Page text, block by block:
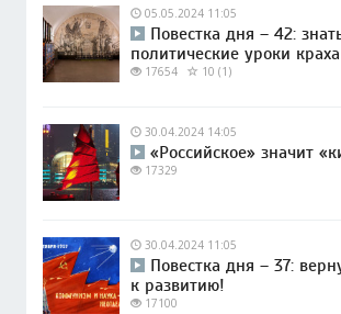
05.05.2024 11:05
Повестка дня – 42:
политические уроки
17654 10 (1)
30.04.2024 14:05
«Российское» значит
17329
30.04.2024 11:05
Повестка дня – 37:
к развитию!
17100